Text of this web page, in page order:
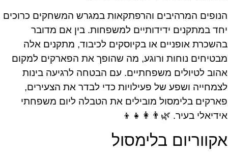
הנופים המרהיבים והרפתקאות במגרש המשחקים כרוכים
יחד במתקנים ידידותיים למשפחות. בין אם מדובר
בהשכרת אופניים או בקיוסקים לכיבוד, מתקנים אלה
מבטיחים נוחות ורוגע, מה שהופך את הפארקים למקום
אהוב לטיולים משפחתיים. עם הבטחה לרגיעה בינות
לצמחייה ושפע של פעילויות כדי לבדר את הצעירים,
פארקים בלימסול מובילים את הטבלה ליום משפחתי
אידיאלי בעיר. 🌿👨‍👩‍👧‍👦
אקווריום בלימסול